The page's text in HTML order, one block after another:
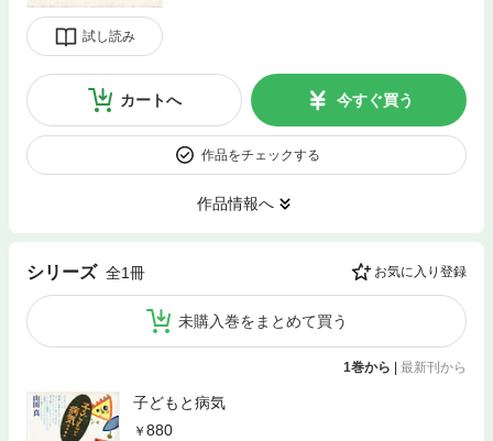
試し読み
カートへ 今すぐ買う
作品をチェックする
作品情報へ
シリーズ 全1冊 お気に入り登録
未購入巻をまとめて買う
1巻から 最新刊から
子どもと病気
880